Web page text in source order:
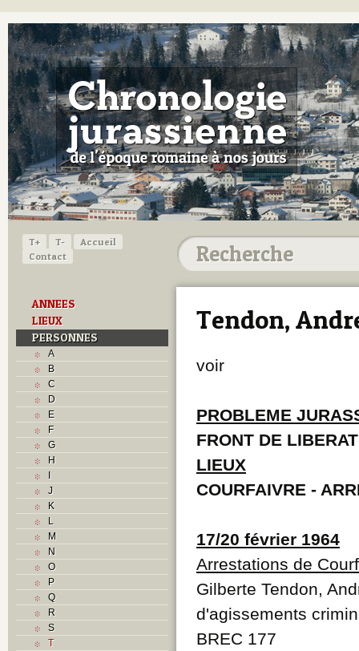
T+ T-
Accueil
Contact
ANNEES
LIEUX
PERSONNES
A
B
C
D
E
F
G
H
I
J
K
L
M
N
O
P
Q
R
S
T
Tendon,
voir
PROBLEME
FRONT DE
LIEUX
COURFAIVRE -
17/20 février 1964
Arrestations de
Gilberte Tendon,
d'agissements
BREC 177